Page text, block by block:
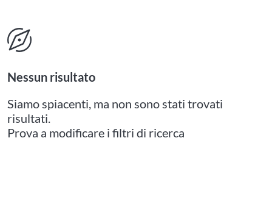
Nessun risultato
Siamo spiacenti, ma non sono stati trovati
risultati.
Prova a modificare i filtri di ricerca